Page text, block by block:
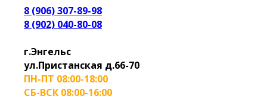
8 (906) 307-89-98
8 (902) 040-80-08
г.Энгельс
ул.Пристанская д.66-70
ПН-ПТ 08:00-18:00
СБ-ВСК 08:00-16:00